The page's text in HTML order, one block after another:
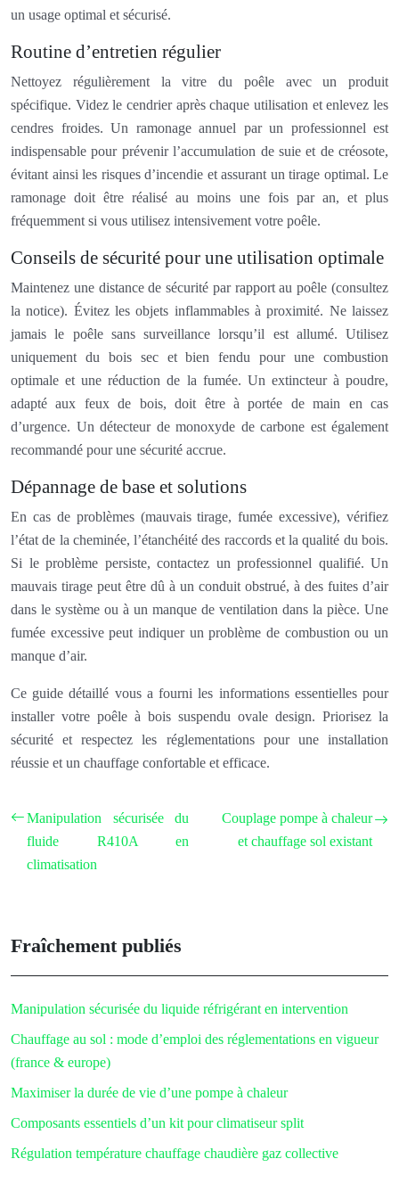
un usage optimal et sécurisé.
Routine d’entretien régulier
Nettoyez régulièrement la vitre du poêle avec un produit
spécifique. Videz le cendrier après chaque utilisation et enlevez les
cendres froides. Un ramonage annuel par un professionnel est
indispensable pour prévenir l’accumulation de suie et de créosote,
évitant ainsi les risques d’incendie et assurant un tirage optimal. Le
ramonage doit être réalisé au moins une fois par an, et plus
fréquemment si vous utilisez intensivement votre poêle.
Conseils de sécurité pour une utilisation optimale
Maintenez une distance de sécurité par rapport au poêle (consultez
la notice). Évitez les objets inflammables à proximité. Ne laissez
jamais le poêle sans surveillance lorsqu’il est allumé. Utilisez
uniquement du bois sec et bien fendu pour une combustion
optimale et une réduction de la fumée. Un extincteur à poudre,
adapté aux feux de bois, doit être à portée de main en cas
d’urgence. Un détecteur de monoxyde de carbone est également
recommandé pour une sécurité accrue.
Dépannage de base et solutions
En cas de problèmes (mauvais tirage, fumée excessive), vérifiez
l’état de la cheminée, l’étanchéité des raccords et la qualité du bois.
Si le problème persiste, contactez un professionnel qualifié. Un
mauvais tirage peut être dû à un conduit obstrué, à des fuites d’air
dans le système ou à un manque de ventilation dans la pièce. Une
fumée excessive peut indiquer un problème de combustion ou un
manque d’air.
Ce guide détaillé vous a fourni les informations essentielles pour
installer votre poêle à bois suspendu ovale design. Priorisez la
sécurité et respectez les réglementations pour une installation
réussie et un chauffage confortable et efficace.
Manipulation sécurisée du
fluide R410A en
climatisation
Couplage pompe à chaleur
et chauffage sol existant
Fraîchement publiés
Manipulation sécurisée du liquide réfrigérant en intervention
Chauffage au sol : mode d’emploi des réglementations en vigueur
(france & europe)
Maximiser la durée de vie d’une pompe à chaleur
Composants essentiels d’un kit pour climatiseur split
Régulation température chauffage chaudière gaz collective